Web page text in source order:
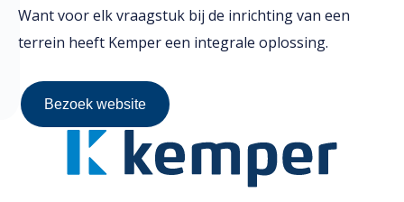
Want voor elk vraagstuk bij de inrichting van een
terrein heeft Kemper een integrale oplossing.
Bezoek website